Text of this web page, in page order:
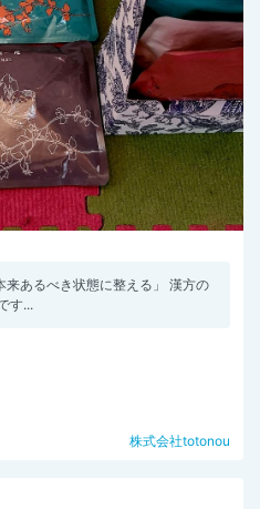
来あるべき状態に整える」 漢方の
す...
株式会社totonou